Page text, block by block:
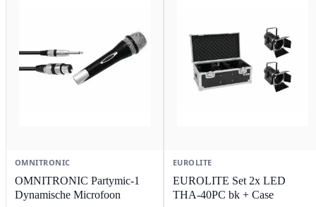
OMNITRONIC
OMNITRONIC Partymic-1
Dynamische Microfoon
EUROLITE
EUROLITE Set 2x LED
THA-40PC bk + Case